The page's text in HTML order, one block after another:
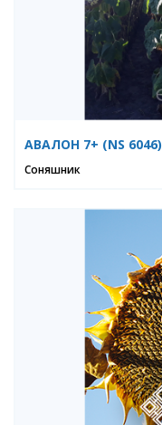
АВАЛОН 7+ (NS 6046)
Соняшник